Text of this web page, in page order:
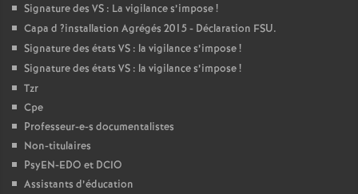
r
Signature des VS : La vigilance s’impose!
Capa d ?installation Agrégés 2015 - Déclaration FSU.
Signature des états VS : la vigilance s’impose!
Signature des états VS : la vigilance s’impose!
Tzr
Cpe
Professeur-e-s documentalistes
Non-titulaires
PsyEN-EDO et DCIO
Assistants d’éducation